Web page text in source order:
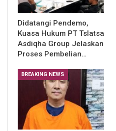
Didatangi Pendemo,
Kuasa Hukum PT Tslatsa
Asdiqha Group Jelaskan
Proses Pembelian…
BREAKING NEWS